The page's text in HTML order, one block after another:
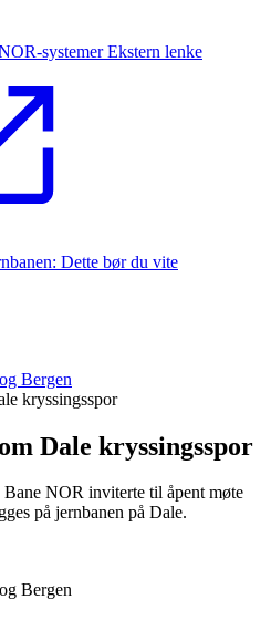
systemerEkstern lenke
Dette bør du vite
Bergen
kryssingsspor
Dale kryssingsspor
NOR inviterte til åpent møte
på jernbanen på Dale.
Bergen